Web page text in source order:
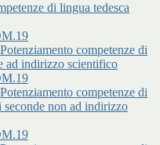
di lingua tedesca
competenze di
ad indirizzo scientifico
competenze di
seconde non ad indirizzo